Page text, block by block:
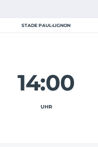
STADE PAUL-LIGNON
14:00
UHR